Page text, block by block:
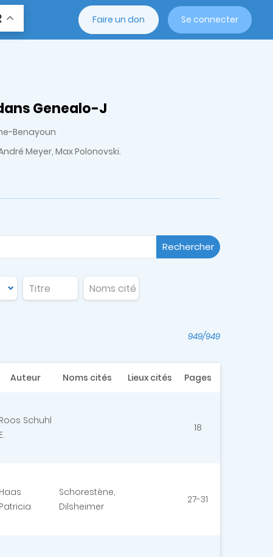
Faire un don Se connecter
Genealo-J
Benayoun
Meyer, Max Polonovski.
Rechercher
949/949
Auteur Noms cités Lieux cités Pages
Roos Schuhl
E.
18
Haas
Patricia
Schorestène,
Dilsheimer
27-31